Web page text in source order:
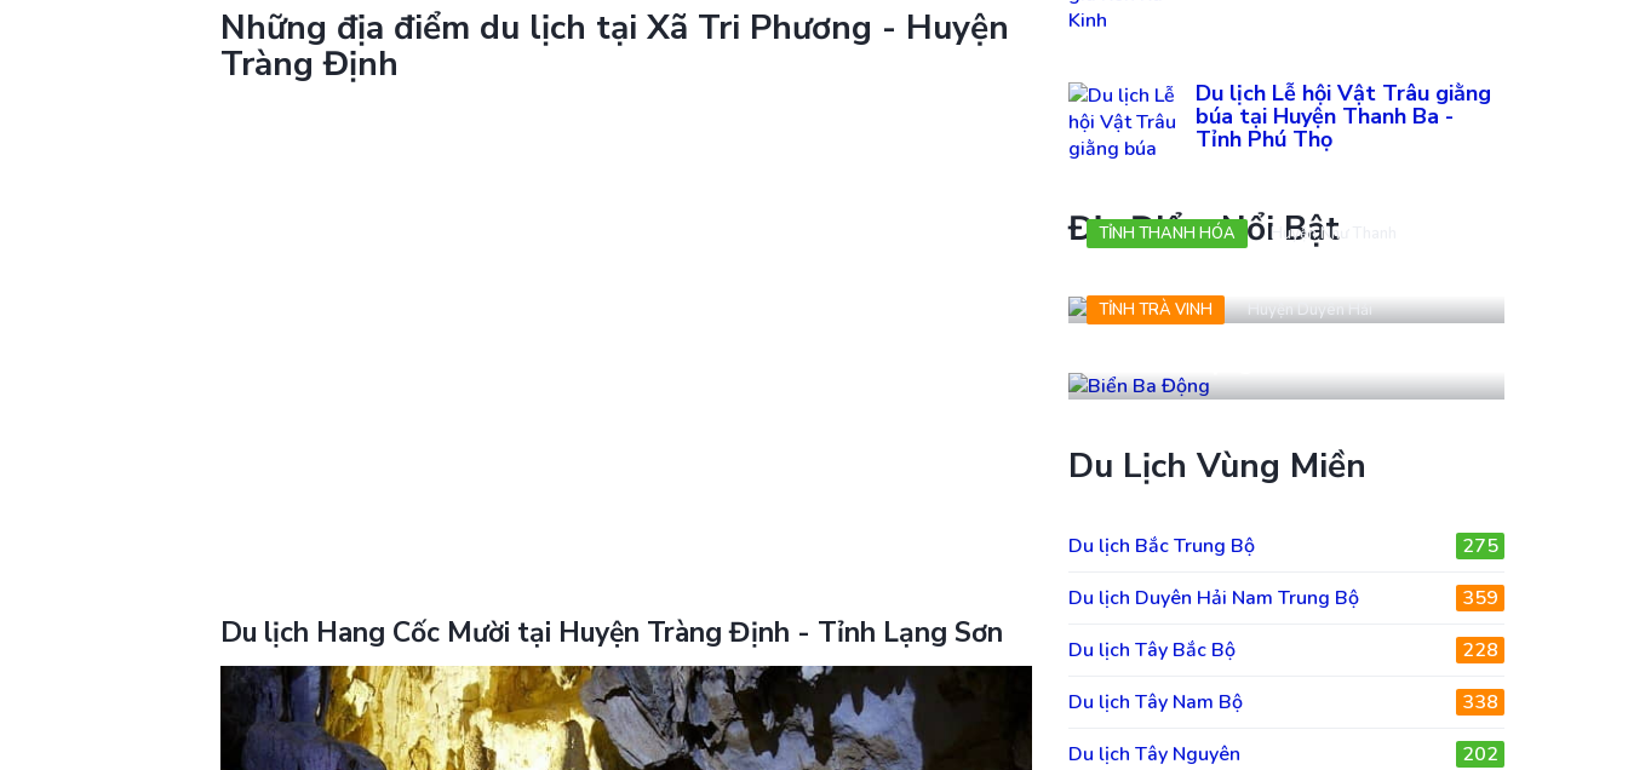
Những địa điểm du lịch tại Xã Tri Phương - Huyện
Tràng Định
Du lịch Hang Cốc Mười tại Huyện Tràng Định - Tỉnh Lạng Sơn
Du lịch Lễ hội Vật Trâu giằng
búa tại Huyện Thanh Ba -
Tỉnh Phú Thọ
Địa Điểm Nổi Bật
TỈNH THANH HÓA Huyện Như Thanh
TỈNH TRÀ VINH Huyện Duyên Hải
Du Lịch Vùng Miền
Du lịch Bắc Trung Bộ
275
Du lịch Duyên Hải Nam Trung Bộ
359
Du lịch Tây Bắc Bộ
228
Du lịch Tây Nam Bộ
338
Du lịch Tây Nguyên
202